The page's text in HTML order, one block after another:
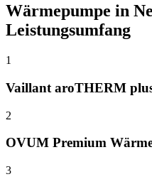
Wärmepumpe in
Leistungsumfang
1
Vaillant aroTHERM
2
OVUM Premium
3